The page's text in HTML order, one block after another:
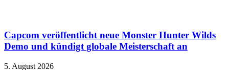
Capcom veröffentlicht neue Monster Hunter Wilds
Demo und kündigt globale Meisterschaft an
5. August 2026